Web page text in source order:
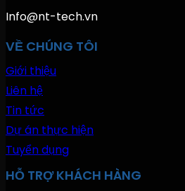
Info@nt-tech.vn
VỀ CHÚNG TÔI
Giới thiệu
Liên hệ
Tin tức
Dự án thực hiện
Tuyển dụng
HỖ TRỢ KHÁCH HÀNG